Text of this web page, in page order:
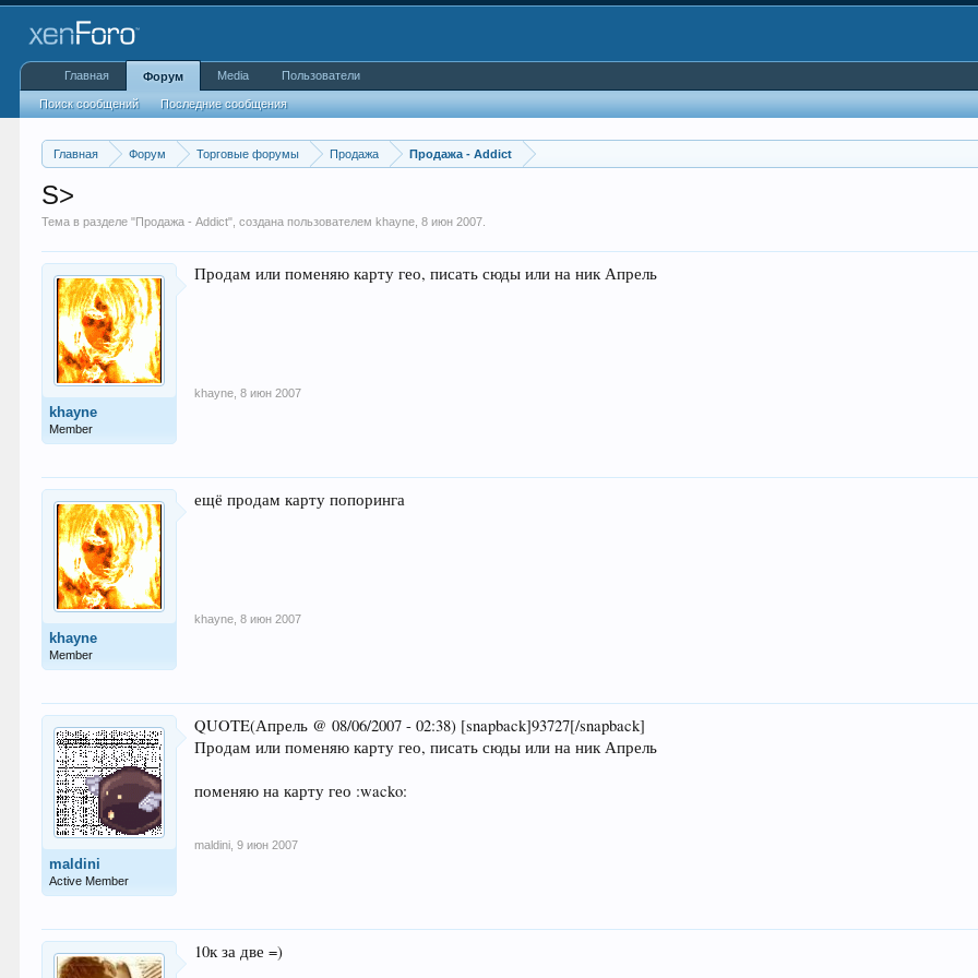
Главная Форум Торговые форумы Продажа Продажа - Addict
S>
Тема в разделе "Продажа - Addict", создана пользователемkhayne ,8 июн 2007
khayne
Member
Продам или поменяю карту гео, писать сюды или на ник Апрель
khayne 8 июн 2007
khayne
Member
ещё продам карту попоринга
khayne 8 июн 2007
maldini
Active Member
QUOTE(Апрель @ 08/06/2007 - 02:38) [snapback]93727[/snapback]
Продам или поменяю карту гео, писать сюды или на ник Апрель
поменяю на карту гео :wacko:
maldini 9 июн 2007
10к за две =)
Главная Форум
Поиск сообщений Последние сообщения
Media Пользователи